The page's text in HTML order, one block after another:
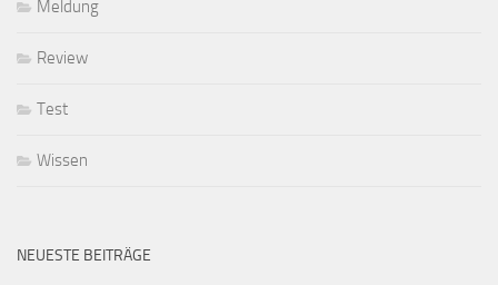
Meldung
Review
Test
Wissen
NEUESTE BEITRÄGE